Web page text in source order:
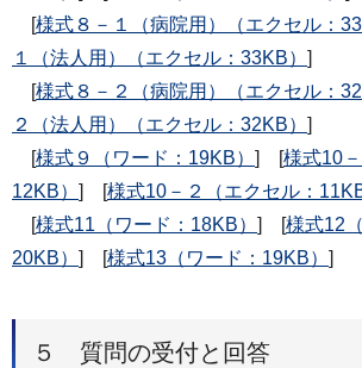
[様式８－１（病院用）（エクセル：
１（法人用）（エクセル：33KB） ]
[様式８－２（病院用）（エクセル：
２（法人用）（エクセル：32KB） ]
[様式９（ワード：19KB） ] [様式10
12KB） ] [様式10－２（エクセル：11KB
[様式11（ワード：18KB） ] [様式12
20KB） ] [様式13（ワード：19KB） ]
５ 質問の受付と回答